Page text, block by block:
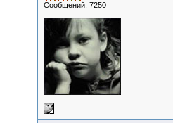
Сообщений: 7250